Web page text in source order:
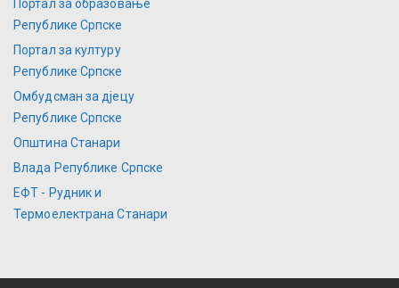
Портал за образовање
Републике Српске
Портал за културу
Републике Српске
Омбудсман за дјецу
Републике Српске
Општина Станари
Влада Републике Српске
ЕФТ - Рудник и
Термоелектрана Станари